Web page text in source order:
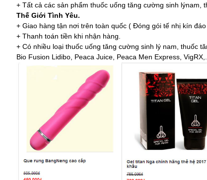
+ Tất cả các sản phẩm thuốc uống tăng cường sinh
Thế Giới Tình Yêu.
+ Giao hàng tận nơi trên toàn quốc ( Đóng gói tế nhị kín
+ Thanh toán tiền khi nhận hàng.
+ Có nhiều loại thuốc uống tăng cường sinh lý nam, thuốc
Bio Fusion Lidibo, Peaca Juice, Peaca Men Express,